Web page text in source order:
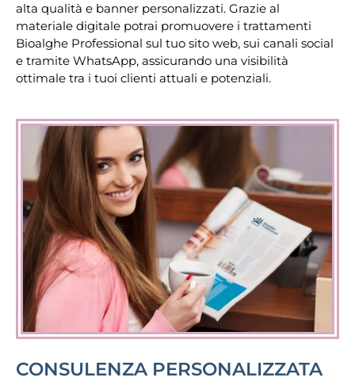
alta qualità e banner personalizzati. Grazie al
materiale digitale potrai promuovere i trattamenti
Bioalghe Professional sul tuo sito web, sui canali social
e tramite WhatsApp, assicurando una visibilità
ottimale tra i tuoi clienti attuali e potenziali.
CONSULENZA PERSONALIZZATA